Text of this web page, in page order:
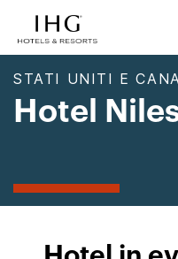
STATI UNITI E
Hotel